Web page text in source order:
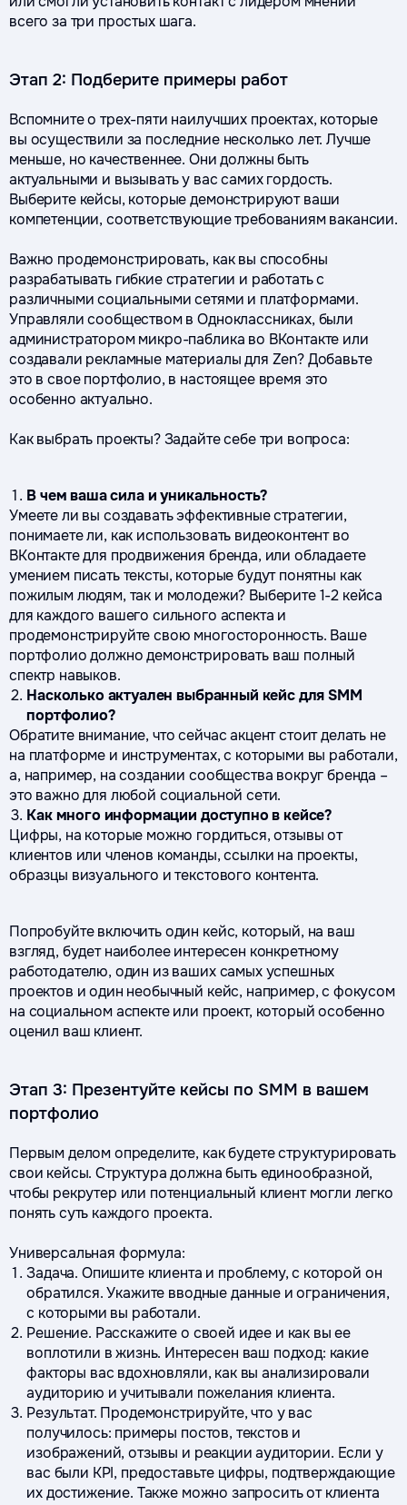
всего за три простых шага.
Этап 2: Подберите примеры работ
Вспомните о трех-пяти наилучших проектах, которые
вы осуществили за последние несколько лет. Лучше
меньше, но качественнее. Они должны быть
актуальными и вызывать у вас самих гордость.
Выберите кейсы, которые демонстрируют ваши
компетенции, соответствующие требованиям вакансии.
Важно продемонстрировать, как вы способны
разрабатывать гибкие стратегии и работать с
различными социальными сетями и платформами.
Управляли сообществом в Одноклассниках, были
администратором микро-паблика во ВКонтакте или
создавали рекламные материалы для Zen? Добавьте
это в свое портфолио, в настоящее время это
особенно актуально.
Как выбрать проекты? Задайте себе три вопроса:
В чем ваша сила и уникальность?
Умеете ли вы создавать эффективные стратегии,
понимаете ли, как использовать видеоконтент во
ВКонтакте для продвижения бренда, или обладаете
умением писать тексты, которые будут понятны как
пожилым людям, так и молодежи? Выберите 1-2 кейса
для каждого вашего сильного аспекта и
продемонстрируйте свою многосторонность. Ваше
портфолио должно демонстрировать ваш полный
спектр навыков.
Насколько актуален выбранный кейс для SMM
портфолио?
Обратите внимание, что сейчас акцент стоит делать не
на платформе и инструментах, с которыми вы работали,
а, например, на создании сообщества вокруг бренда –
это важно для любой социальной сети.
Как много информации доступно в кейсе?
Цифры, на которые можно гордиться, отзывы от
клиентов или членов команды, ссылки на проекты,
образцы визуального и текстового контента.
Попробуйте включить один кейс, который, на ваш
взгляд, будет наиболее интересен конкретному
работодателю, один из ваших самых успешных
проектов и один необычный кейс, например, с фокусом
на социальном аспекте или проект, который особенно
оценил ваш клиент.
Этап 3: Презентуйте кейсы по SMM в вашем
портфолио
Первым делом определите, как будете структурировать
свои кейсы. Структура должна быть единообразной,
чтобы рекрутер или потенциальный клиент могли легко
понять суть каждого проекта.
Универсальная формула:
Задача. Опишите клиента и проблему, с которой он
обратился. Укажите вводные данные и ограничения,
с которыми вы работали.
Решение. Расскажите о своей идее и как вы ее
воплотили в жизнь. Интересен ваш подход: какие
факторы вас вдохновляли, как вы анализировали
аудиторию и учитывали пожелания клиента.
Результат. Продемонстрируйте, что у вас
получилось: примеры постов, текстов и
изображений, отзывы и реакции аудитории. Если у
вас были KPI, предоставьте цифры, подтверждающие
их достижение. Также можно запросить от клиента